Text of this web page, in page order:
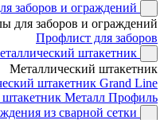
заборов и ограждений
для заборов и ограждений
Профлист для заборов
штакетник
Металлический штакетник
штакетник Grand Line
Металл Профиль
из сварной сетки